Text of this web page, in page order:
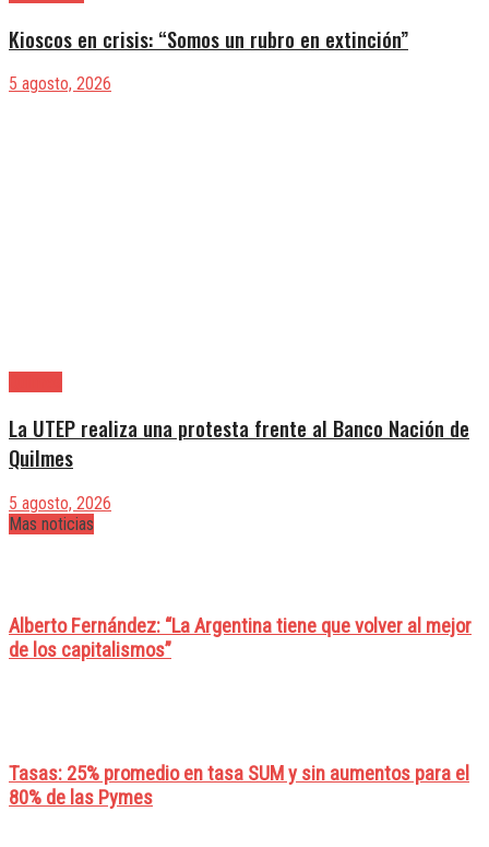
Kioscos en crisis: “Somos un rubro en extinción”
5 agosto, 2026
La UTEP realiza una protesta frente al Banco Nación de
Quilmes
5 agosto, 2026
Mas noticias
Alberto Fernández: “La Argentina tiene que volver al mejor
de los capitalismos”
Tasas: 25% promedio en tasa SUM y sin aumentos para el
80% de las Pymes